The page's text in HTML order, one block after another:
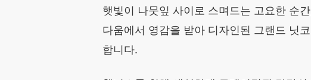
햇빛이 나뭇잎 사이로 스며드는 고요한 순
다움에서 영감을 받아 디자인된 그랜드 닛
합니다.